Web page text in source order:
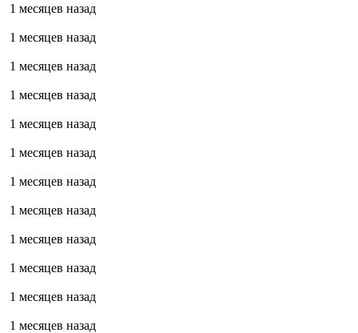
1 месяцев назад
1 месяцев назад
1 месяцев назад
1 месяцев назад
1 месяцев назад
1 месяцев назад
1 месяцев назад
1 месяцев назад
1 месяцев назад
1 месяцев назад
1 месяцев назад
1 месяцев назад